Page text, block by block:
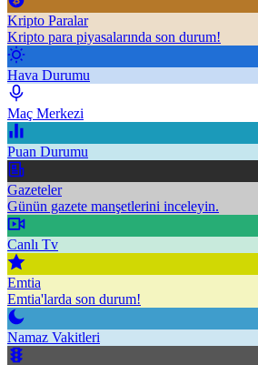
Kripto Paralar
Kripto para piyasalarında son durum!
Hava Durumu
Maç Merkezi
Puan Durumu
Gazeteler
Günün gazete manşetlerini inceleyin.
Canlı Tv
Emtia
Emtia'larda son durum!
Namaz Vakitleri